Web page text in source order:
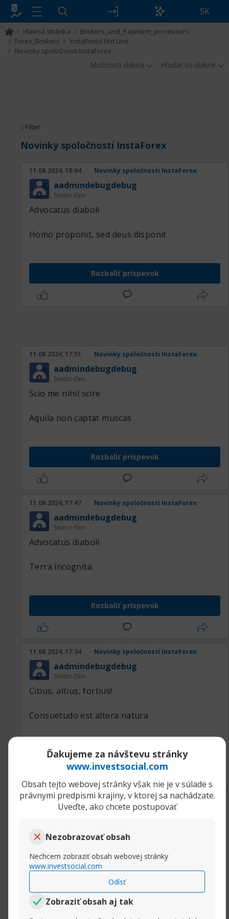
SK
Hlavná stránka
Brokers_and_Payment_processors
Forex_Brokers
InstaForex Hot Line
Novinky spoločnosti InstaForex
Možnosti vlákna Hľadať vo vlákne
Ďakujeme za návštevu stránky
www.investsocial.com
Obsah tejto webovej stránky však nie je v súlade s
právnymi predpismi krajiny, v ktorej sa nachádzate.
Uveďte, ako chcete postupovať
Nezobrazovať obsah
Nechcem zobraziť obsah webovej stránky
www.investsocial.com
Odísť
Zobraziť obsah aj tak
Filter
Novinky spoločnosti InstaForex
11.08.2024, 18:04 Novinky spoločnosti InstaForex
aadmindebugdebug
Senior člen
Advocatus diaboli
Homo proponit, sed deus disponit
Rozbaliť príspevok
11.08.2024, 17:51 Novinky spoločnosti InstaForex
aadmindebugdebug
Senior člen
Scio me nihil scire
Aquila non captat muscas
Rozbaliť príspevok
11.08.2024, 17:47 Novinky spoločnosti InstaForex
aadmindebugdebug
Senior člen
Advocatus diaboli
Terra incognita
Rozbaliť príspevok
11.08.2024, 17:34 Novinky spoločnosti InstaForex
aadmindebugdebug
Senior člen
Citius, altius, fortius!
Consuetudo est altera natura
Rozbaliť príspevok
11.08.2024, 17:25 Novinky spoločnosti InstaForex
aadmindebugdebug
Charta (epistula) non erubescit
De mortuis aut bene, aut nihil
Rozbaliť príspevok